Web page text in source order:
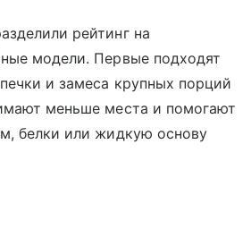
рейтинг на
модели. Первые подходят
и замеса крупных порций
меньше места и помогают
белки или жидкую основу